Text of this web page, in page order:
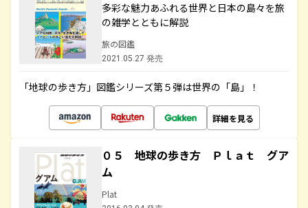
多彩な魅力あふれる世界と日本の島々を旅
の雑学とともに解説
旅の図鑑
2021.05.27 発売
「地球の歩き方」図鑑シリーズ第５弾は世界の「島」！
詳細を見る
０５ 地球の歩き方 Ｐｌａｔ グア
ム
Plat